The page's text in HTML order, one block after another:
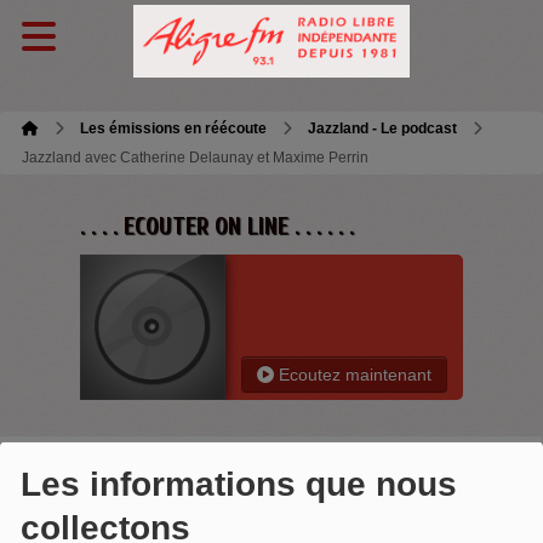
Les informations que nous
collectons
Les émissions en réécoute
Jazzland - Le podcast
Jazzland avec Catherine Delaunay et Maxime Perrin
. . . . ECOUTER ON LINE . . . . . .
Ecoutez maintenant
JAZZLAND AVEC CATHERINE